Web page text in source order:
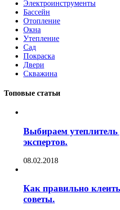
Электроинструменты
Бассейн
Отопление
Окна
Утепление
Сад
Покраска
Двери
Скважина
Топовые статьи
Выбираем утеплитель
экспертов.
08.02.2018
Как правильно
советы.